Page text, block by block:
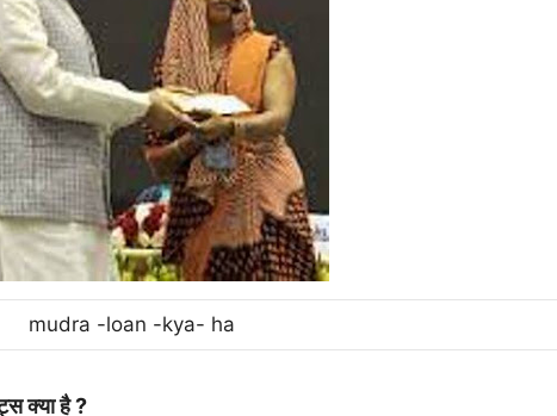
mudra -loan -kya- ha
क्या है ?